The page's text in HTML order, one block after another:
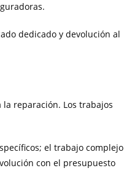
dedicado y devolución al
reparación. Los trabajos
el trabajo complejo
con el presupuesto